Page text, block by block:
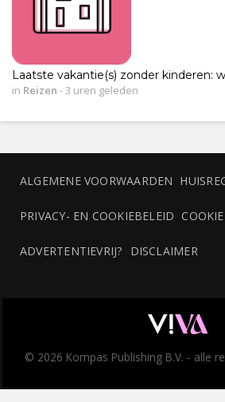
Laatste vakantie(s) zonder kinderen:
in Reizen - 3 uren geleden
ALGEMENE VOORWAARDEN
PRIVACY- EN COOKIEBELEID
ADVERTENTIEVRIJ? DISCLAIMER
© 2026 Kompas Publishing B.V. - alle